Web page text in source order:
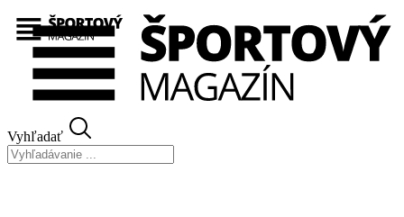
Preskočiť
na
obsah
Vyhľadať